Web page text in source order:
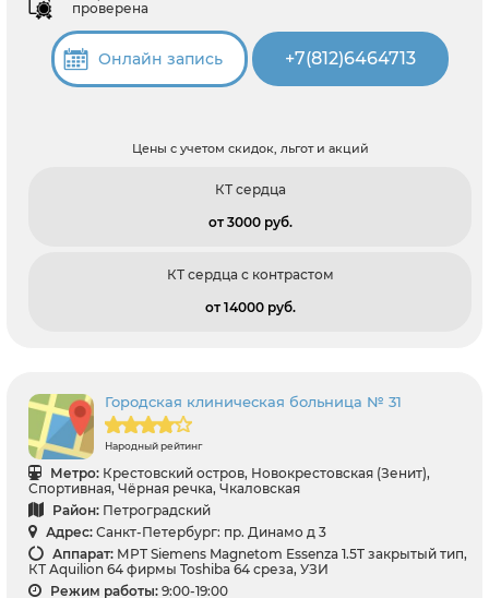
проверена
Онлайн запись +7(812)6464713
Цены с учетом скидок, льгот и акций
КТ сердца
от 3000 pуб.
КТ сердца с контрастом
от 14000 pуб.
Городская клиническая больница № 31
Народный рейтинг
Метро: Крестовский остров, Новокрестовская (Зенит),
Спортивная, Чёрная речка, Чкаловская
Район: Петроградский
Адрес: Санкт-Петербург: пр. Динамо д 3
Аппарат: МРТ Siemens Magnetom Essenza 1.5T закрытый тип,
КТ Aquilion 64 фирмы Toshiba 64 среза, УЗИ
Режим работы: 9:00-19:00